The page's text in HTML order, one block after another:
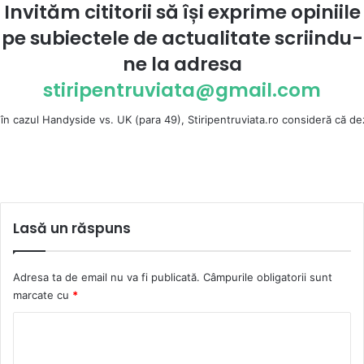
Invităm cititorii să își exprime opiniile
pe subiectele de actualitate scriindu-
ne la adresa
stiripentruviata@gmail.com
vs. UK (para 49), Stiripentruviata.ro consideră că
Lasă un răspuns
Adresa ta de email nu va fi publicată. Câmpurile obligatorii sunt
marcate cu *